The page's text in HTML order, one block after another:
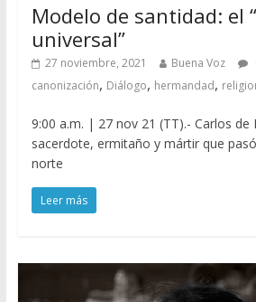
Modelo de santidad: el
universal”
27 noviembre, 2021 Buena Voz
canonización, Diálogo, hermandad,
9:00 a.m. | 27 nov 21 (TT).- Carlos de
sacerdote, ermitaño y mártir que
norte
Leer más